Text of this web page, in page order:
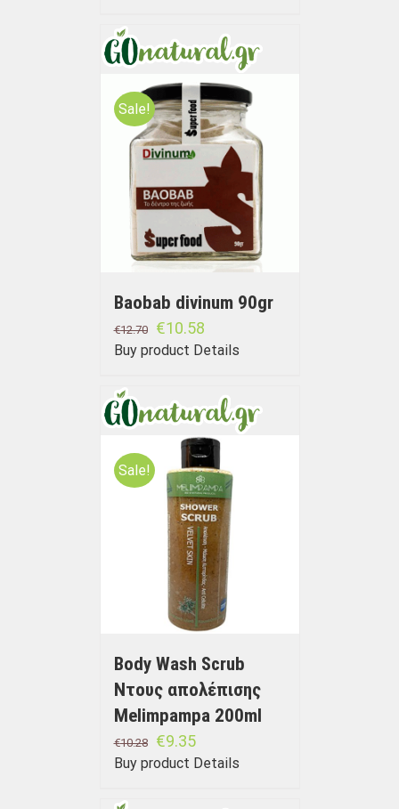
Sale!
Baobab divinum 90gr
€12.70 €10.58
Buy product Details
Sale!
Body Wash Scrub
Ντους απολέπισης
Melimpampa 200ml
€10.28 €9.35
Buy product Details